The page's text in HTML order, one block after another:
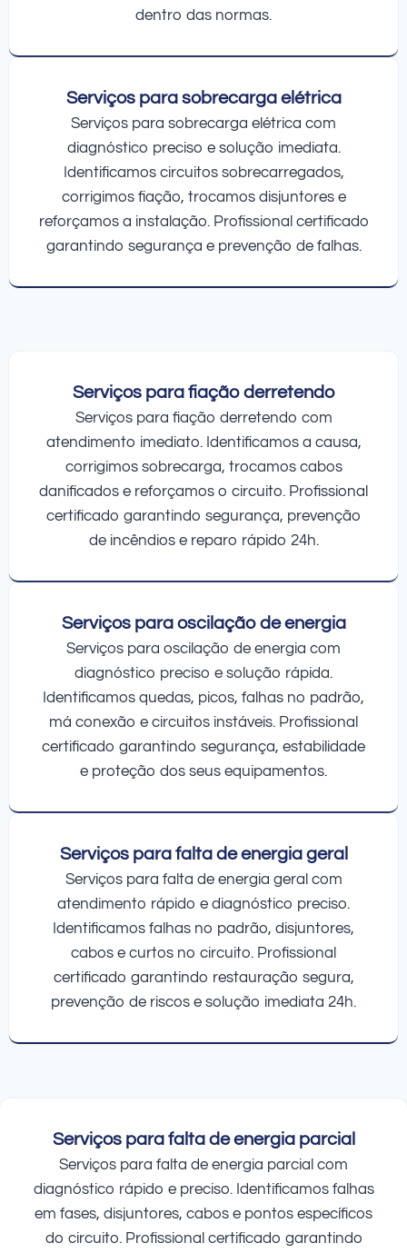
dentro das normas.
Serviços para sobrecarga elétrica
Serviços para sobrecarga elétrica com
diagnóstico preciso e solução imediata.
Identificamos circuitos sobrecarregados,
corrigimos fiação, trocamos disjuntores e
reforçamos a instalação. Profissional certificado
garantindo segurança e prevenção de falhas.
Serviços para fiação derretendo
Serviços para fiação derretendo com
atendimento imediato. Identificamos a causa,
corrigimos sobrecarga, trocamos cabos
danificados e reforçamos o circuito. Profissional
certificado garantindo segurança, prevenção
de incêndios e reparo rápido 24h.
Serviços para oscilação de energia
Serviços para oscilação de energia com
diagnóstico preciso e solução rápida.
Identificamos quedas, picos, falhas no padrão,
má conexão e circuitos instáveis. Profissional
certificado garantindo segurança, estabilidade
e proteção dos seus equipamentos.
Serviços para falta de energia geral
Serviços para falta de energia geral com
atendimento rápido e diagnóstico preciso.
Identificamos falhas no padrão, disjuntores,
cabos e curtos no circuito. Profissional
certificado garantindo restauração segura,
prevenção de riscos e solução imediata 24h.
Serviços para falta de energia parcial
Serviços para falta de energia parcial com
diagnóstico rápido e preciso. Identificamos falhas
em fases, disjuntores, cabos e pontos específicos
do circuito. Profissional certificado garantindo